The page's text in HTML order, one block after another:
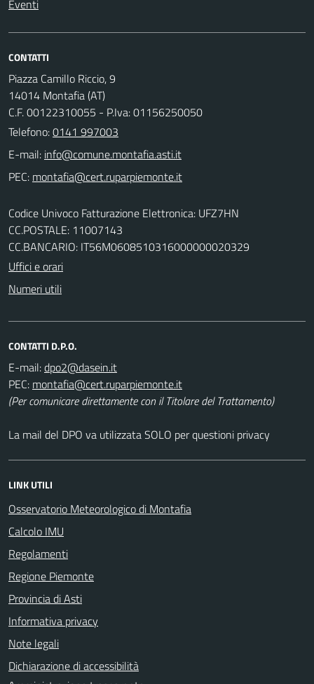
Eventi
CONTATTI
Piazza Camillo Riccio, 9
14014 Montafia (AT)
C.F. 00122310055 - P.Iva: 01156250050
Telefono:0141 997003
E-mail:
PEC:
Codice Univoco Fatturazione Elettronica: UFZ7HN
CC.POSTALE: 11007143
CC.BANCARIO: IT56M0608510316000000020329
Uffici e orari
Numeri utili
CONTATTI D.P.O.
E-mail:
PEC:
(Per comunicare direttamente con il Titolare del Trattamento)
La mail del DPO va utilizzata SOLO per questioni privacy
LINK UTILI
Osservatorio Meteorologico di Montafia
Calcolo IMU
Regolamenti
Regione Piemonte
Provincia di Asti
Informativa privacy
Note legali
Dichiarazione di accessibilità